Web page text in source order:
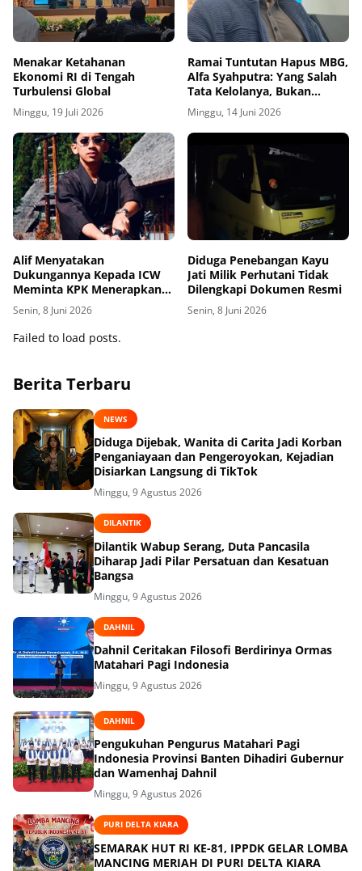
Menakar Ketahanan
Ekonomi RI di Tengah
Turbulensi Global
Minggu, 19 Juli 2026
Ramai Tuntutan Hapus MBG,
Alfa Syahputra: Yang Salah
Tata Kelolanya, Bukan
Programnya
Minggu, 14 Juni 2026
Alif Menyatakan
Dukungannya Kepada ICW
Meminta KPK Menerapkan
Pasal (TPPU) Terhadap Silmy
Karim
Senin, 8 Juni 2026
Diduga Penebangan Kayu
Jati Milik Perhutani Tidak
Dilengkapi Dokumen Resmi
Senin, 8 Juni 2026
Failed to load posts.
Berita Terbaru
NEWS
Diduga Dijebak, Wanita di Carita Jadi Korban
Penganiayaan dan Pengeroyokan, Kejadian
Disiarkan Langsung di TikTok
Minggu, 9 Agustus 2026
DILANTIK
Dilantik Wabup Serang, Duta Pancasila
Diharap Jadi Pilar Persatuan dan Kesatuan
Bangsa
Minggu, 9 Agustus 2026
DAHNIL
Dahnil Ceritakan Filosofi Berdirinya Ormas
Matahari Pagi Indonesia
Minggu, 9 Agustus 2026
DAHNIL
Pengukuhan Pengurus Matahari Pagi
Indonesia Provinsi Banten Dihadiri Gubernur
dan Wamenhaj Dahnil
Minggu, 9 Agustus 2026
PURI DELTA KIARA
SEMARAK HUT RI KE-81, IPPDK GELAR LOMBA
MANCING MERIAH DI PURI DELTA KIARA